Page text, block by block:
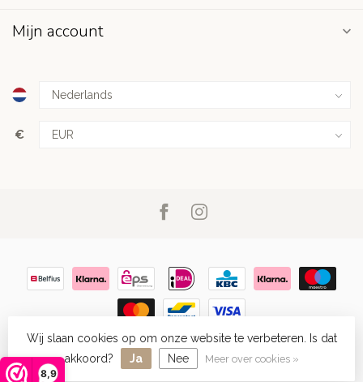
8,9
Mijn account
€
© Copyright 2026 Megacenter Warenhuis- Powered byLightspeed
-Lightspeed designby Dyvelopment
Wij slaan cookies op om onze website te verbeteren. Is dat
akkoord?
Ja Nee Meer over cookies »